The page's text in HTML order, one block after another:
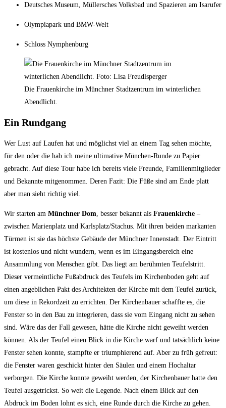
Deutsches Museum, Müllersches Volksbad und Spazieren am Isarufer
Olympiapark und BMW-Welt
Schloss Nymphenburg
Die Frauenkirche im Münchner Stadtzentrum im winterlichen
Abendlicht.
Ein Rundgang
Wer Lust auf Laufen hat und möglichst viel an einem Tag sehen möchte,
für den oder die hab ich meine ultimative München-Runde zu Papier
gebracht. Auf diese Tour habe ich bereits viele Freunde, Familienmitglieder
und Bekannte mitgenommen. Deren Fazit: Die Füße sind am Ende platt
aber man sieht richtig viel.
Wir starten am Münchner Dom , besser bekannt als Frauenkirche –
zwischen Marienplatz und Karlsplatz/Stachus. Mit ihren beiden markanten
Türmen ist sie das höchste Gebäude der Münchner Innenstadt. Der Eintritt
ist kostenlos und nicht wundern, wenn es im Eingangsbereich eine
Ansammlung von Menschen gibt. Das liegt am berühmten Teufelstritt.
Dieser vermeintliche Fußabdruck des Teufels im Kirchenboden geht auf
einen angeblichen Pakt des Architekten der Kirche mit dem Teufel zurück,
um diese in Rekordzeit zu errichten. Der Kirchenbauer schaffte es, die
Fenster so in den Bau zu integrieren, dass sie vom Eingang nicht zu sehen
sind. Wäre das der Fall gewesen, hätte die Kirche nicht geweiht werden
können. Als der Teufel einen Blick in die Kirche warf und tatsächlich keine
Fenster sehen konnte, stampfte er triumphierend auf. Aber zu früh gefreut:
die Fenster waren geschickt hinter den Säulen und einem Hochaltar
verborgen. Die Kirche konnte geweiht werden, der Kirchenbauer hatte den
Teufel ausgetrickst. So weit die Legende. Nach einem Blick auf den
Abdruck im Boden lohnt es sich, eine Runde durch die Kirche zu gehen.